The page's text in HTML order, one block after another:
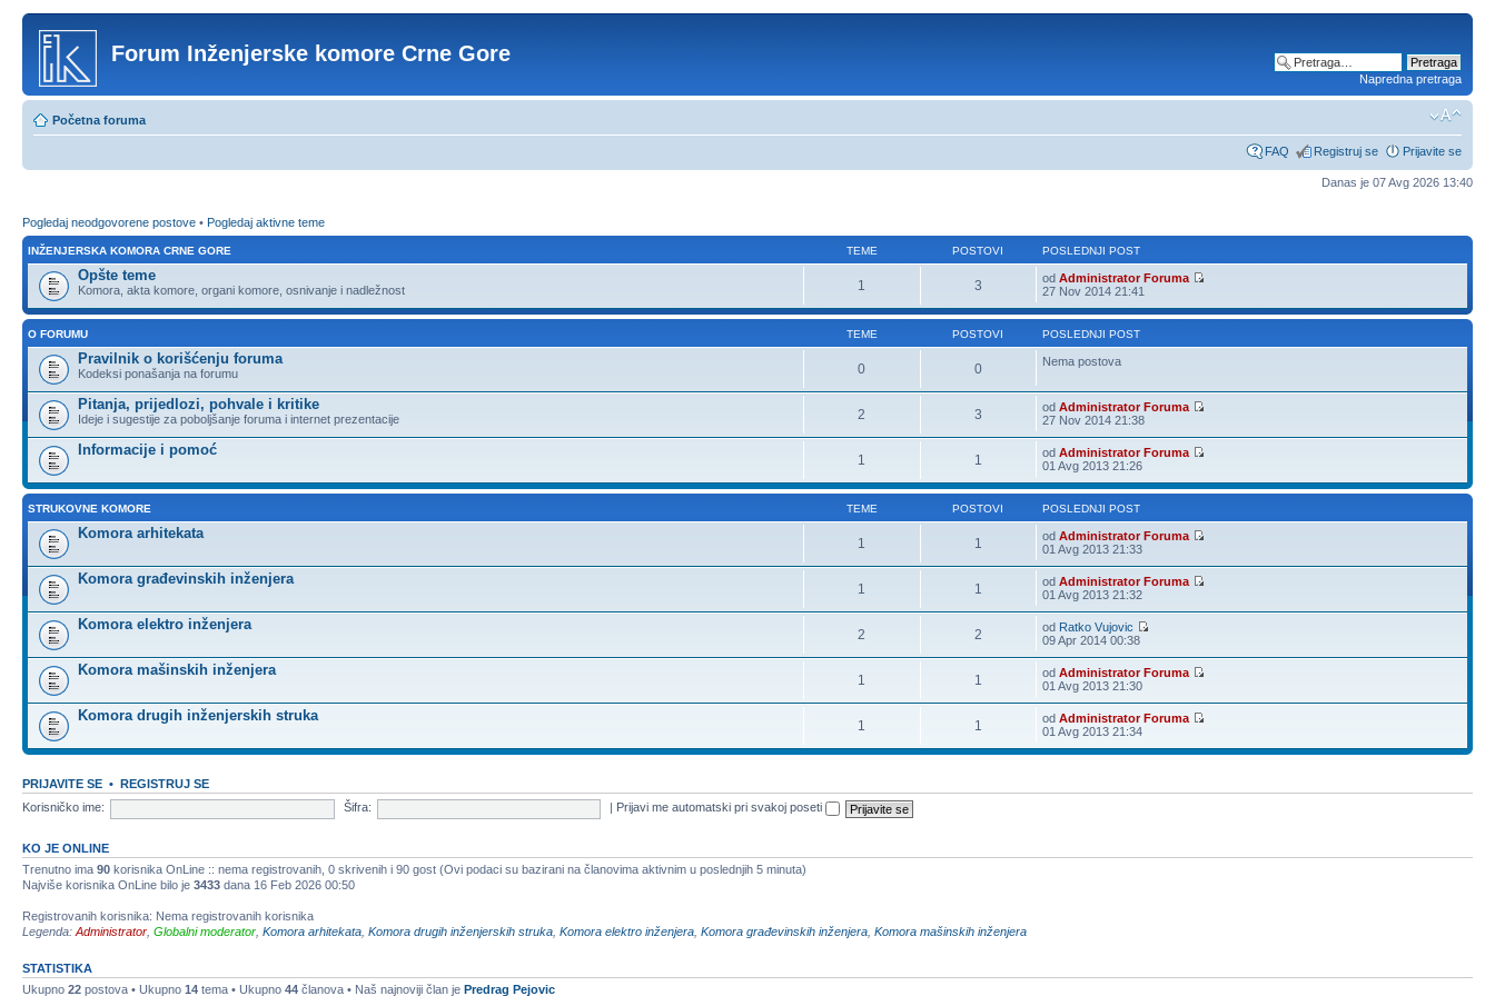
Forum Inženjerske komore Crne Gore
Napredna pretraga
Početna foruma
FAQ Registruj se Prijavite se
Danas je 07 Avg 2026 13:40
Pogledaj neodgovorene postove • Pogledaj aktivne teme
INŽENJERSKA KOMORA CRNE GORE TEME POSTOVI POSLEDNJI POST
Opšte teme
Komora, akta komore, organi komore, osnivanje i nadležnost 1 3 odAdministrator Foruma
27 Nov 2014 21:41
O FORUMU TEME POSTOVI POSLEDNJI POST
Pravilnik o korišćenju foruma
Kodeksi ponašanja na forumu 0 0 Nema postova
Pitanja, prijedlozi, pohvale i kritike
Ideje i sugestije za poboljšanje foruma i internet prezentacije 2 3 odAdministrator Foruma
27 Nov 2014 21:38
Informacije i pomoć
1 1 odAdministrator Foruma
01 Avg 2013 21:26
STRUKOVNE KOMORE TEME POSTOVI POSLEDNJI POST
Komora arhitekata
1 1 odAdministrator Foruma
01 Avg 2013 21:33
Komora građevinskih inženjera
1 1 odAdministrator Foruma
01 Avg 2013 21:32
Komora elektro inženjera
2 2 od Ratko Vujovic
09 Apr 2014 00:38
Komora mašinskih inženjera
1 1 odAdministrator Foruma
01 Avg 2013 21:30
Komora drugih inženjerskih struka
1 1 odAdministrator Foruma
01 Avg 2013 21:34
PRIJAVITE SE • REGISTRUJ SE
Korisničko ime:
Šifra: Prijavi me automatski pri svakoj poseti
KO JE ONLINE
Trenutno ima 90 korisnika OnLine :: nema registrovanih, 0 skrivenih i 90 gost (Ovi podaci su bazirani na članovima aktivnim u poslednjih 5 minuta)
Najviše korisnika OnLine bilo je 3433 dana 16 Feb 2026 00:50
Registrovanih korisnika: Nema registrovanih korisnika
Legenda: Administrator Globalni moderator Komora arhitekata Komora drugih inženjerskih struka Komora elektro inženjera Komora građevinskih inženjera Komora mašinskih inženjera
STATISTIKA
Ukupno 22 postova • Ukupno 14 tema • Ukupno 44 članova • Naš najnoviji član je Predrag Pejovic